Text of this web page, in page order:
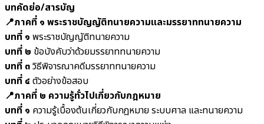
บทคัดย่อ/สารบัญ
📍ภาคที่ ๑ พระราชบัญญัติทนายความและมรรยาททนายความ
บทที่ ๑ พระราชบัญญัติทนายความ
บทที่ ๒ ข้อบังคับว่าด้วยมรรยาททนายความ
บทที่ ๓วิธีพิจารณาคดีมรรยาททนายความ
บทที่ ๔ ตัวอย่างข้อสอบ
📍ภาคที่ ๒ ความรู้ทั่วไปเกี่ยวกับกฎหมาย
บทที่ ๑ ความรู้เบื้องต้นเกี่ยวกับกฎหมาย ระบบศาล และทนายความ